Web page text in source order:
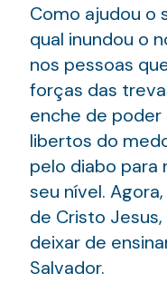
Como ajudou o
qual inundou o
nos pessoas
forças das
enche de poder
libertos do
pelo diabo para
seu nível.
de Cristo
deixar de
Salvador.